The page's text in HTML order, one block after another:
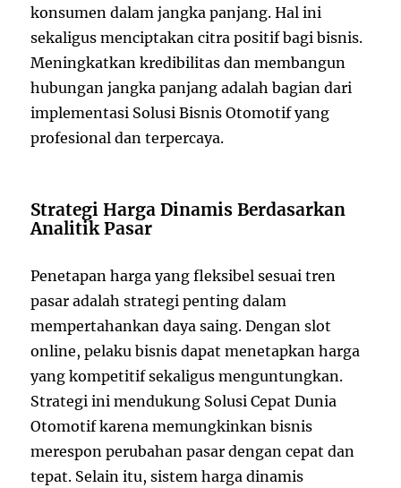
konsumen dalam jangka panjang. Hal ini
sekaligus menciptakan citra positif bagi bisnis.
Meningkatkan kredibilitas dan membangun
hubungan jangka panjang adalah bagian dari
implementasi Solusi Bisnis Otomotif yang
profesional dan terpercaya.
Strategi Harga Dinamis Berdasarkan
Analitik Pasar
Penetapan harga yang fleksibel sesuai tren
pasar adalah strategi penting dalam
mempertahankan daya saing. Dengan slot
online, pelaku bisnis dapat menetapkan harga
yang kompetitif sekaligus menguntungkan.
Strategi ini mendukung Solusi Cepat Dunia
Otomotif karena memungkinkan bisnis
merespon perubahan pasar dengan cepat dan
tepat. Selain itu, sistem harga dinamis